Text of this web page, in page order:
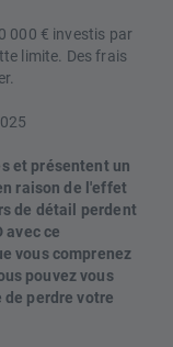
000 € investis par
limite. Des frais
et présentent un
raison de l'effet
de détail perdent
avec ce
vous comprenez
pouvez vous
perdre votre